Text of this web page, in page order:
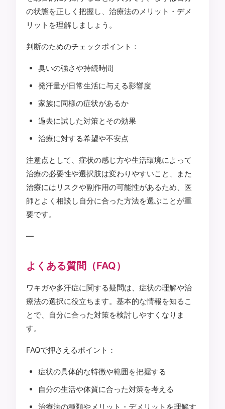
の状態を正しく把握し、治療法のメリット・デメ
リットを理解しましょう。
判断のためのチェックポイント：
臭いの強さや持続時間
発汗量が日常生活に与える影響度
家族に同様の症状があるか
過去に試した対策とその効果
治療に対する希望や不安点
注意点として、症状の感じ方や生活環境によって
治療の必要性や選択肢は変わりやすいこと、また
治療にはリスクや副作用の可能性があるため、医
師とよく相談し自分に合った方法を選ぶことが重
要です。
—
よくある質問（FAQ）
ワキガや多汗症に関する疑問は、症状の理解や治
療法の選択に役立ちます。基本的な情報を知るこ
とで、自分に合った対策を検討しやすくなりま
す。
FAQで押さえるポイント：
症状の具体的な特徴や範囲を把握する
自分の生活や体質に合った対策を考える
治療法の種類やメリット・デメリットを理解す